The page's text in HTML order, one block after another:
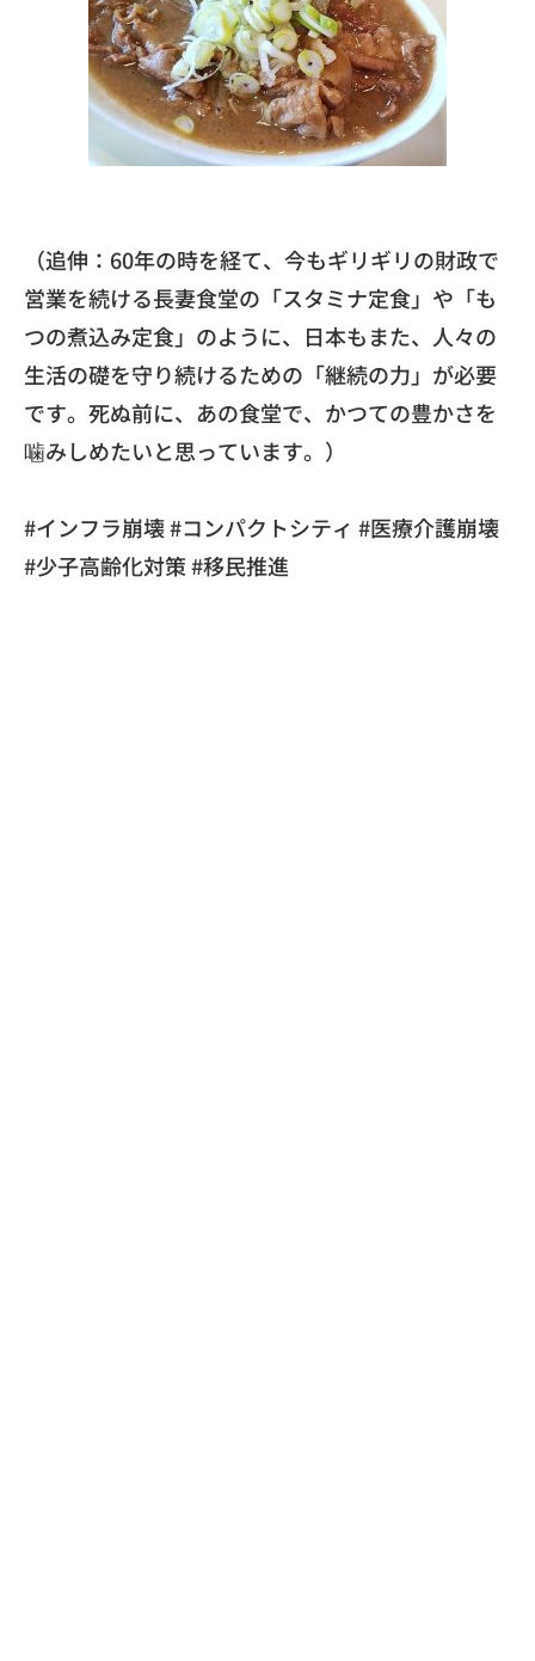
​（追伸：60年の時を経て、今もギリギリの財政で
営業を続ける長妻食堂の「スタミナ定食」や「も
つの煮込み定食」のように、日本もまた、人々の
生活の礎を守り続けるための「継続の力」が必要
です。死ぬ前に、あの食堂で、かつての豊かさを
噛みしめたいと思っています。）
​#インフラ崩壊 #コンパクトシティ #医療介護崩壊
#少子高齢化対策 #移民推進